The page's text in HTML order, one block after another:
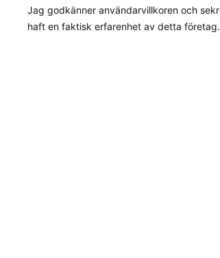
Jag godkänner användarvillkoren och
haft en faktisk erfarenhet av detta företag.